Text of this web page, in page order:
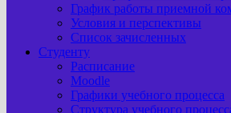
График работы приемной
Условия и перспективы
Список зачисленных
Студенту
Расписание
Moodle
Графики учебного процесса
Структура учебного